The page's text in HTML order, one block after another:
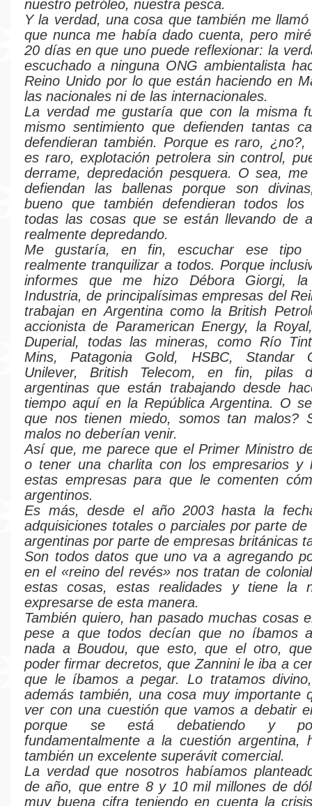
nuestro petróleo, nuestra pesca.
Y la verdad, una cosa que también me
que nunca me había dado cuenta, pero
20 días en que uno puede reflexionar: la
escuchado a ninguna ONG ambientalista
Reino Unido por lo que están haciendo en
las nacionales ni de las internacionales.
La verdad me gustaría que con la misma
mismo sentimiento que defienden tantas
defendieran también. Porque es raro, ¿no?,
es raro, explotación petrolera sin control,
derrame, depredación pesquera. O sea,
defiendan las ballenas porque son
bueno que también defendieran todos los
todas las cosas que se están llevando de
realmente depredando.
Me gustaría, en fin, escuchar ese
realmente tranquilizar a todos. Porque
informes que me hizo Débora Giorgi,
Industria, de principalísimas empresas del
trabajan en Argentina como la British
accionista de Paramerican Energy, la
Duperial, todas las mineras, como Río
Mins, Patagonia Gold, HSBC, Standar
Unilever, British Telecom, en fin, pilas
argentinas que están trabajando desde
tiempo aquí en la República Argentina. O
que nos tienen miedo, somos tan malos?
malos no deberían venir.
Así que, me parece que el Primer Ministro
o tener una charlita con los empresarios y
estas empresas para que le comenten
argentinos.
Es más, desde el año 2003 hasta la
adquisiciones totales o parciales por parte
argentinas por parte de empresas británicas
Son todos datos que uno va a agregando
en el «reino del revés» nos tratan de
estas cosas, estas realidades y tiene la
expresarse de esta manera.
También quiero, han pasado muchas cosas
pese a que todos decían que no íbamos
nada a Boudou, que esto, que el otro,
poder firmar decretos, que Zannini le iba a
que le íbamos a pegar. Lo tratamos
además también, una cosa muy importante
ver con una cuestión que vamos a debatir
porque se está debatiendo y
fundamentalmente a la cuestión argentina,
también un excelente superávit comercial.
La verdad que nosotros habíamos
de año, que entre 8 y 10 mil millones de
muy buena cifra teniendo en cuenta la